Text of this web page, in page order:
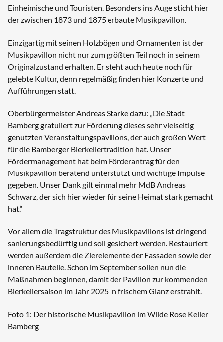
Einheimische und Touristen. Besonders ins Auge sticht hier
der zwischen 1873 und 1875 erbaute Musikpavillon.
Einzigartig mit seinen Holzbögen und Ornamenten ist der
Musikpavillon nicht nur zum größten Teil noch in seinem
Originalzustand erhalten. Er steht auch heute noch für
gelebte Kultur, denn regelmäßig finden hier Konzerte und
Aufführungen statt.
Oberbürgermeister Andreas Starke dazu: „Die Stadt
Bamberg gratuliert zur Förderung dieses sehr vielseitig
genutzten Veranstaltungspavillons, der auch großen Wert
für die Bamberger Bierkellertradition hat. Unser
Fördermanagement hat beim Förderantrag für den
Musikpavillon beratend unterstützt und wichtige Impulse
gegeben. Unser Dank gilt einmal mehr MdB Andreas
Schwarz, der sich hier wieder für seine Heimat stark gemacht
hat.“
Vor allem die Tragstruktur des Musikpavillons ist dringend
sanierungsbedürftig und soll gesichert werden. Restauriert
werden außerdem die Zierelemente der Fassaden sowie der
inneren Bauteile. Schon im September sollen nun die
Maßnahmen beginnen, damit der Pavillon zur kommenden
Bierkellersaison im Jahr 2025 in frischem Glanz erstrahlt.
Foto 1: Der historische Musikpavillon im Wilde Rose Keller
Bamberg